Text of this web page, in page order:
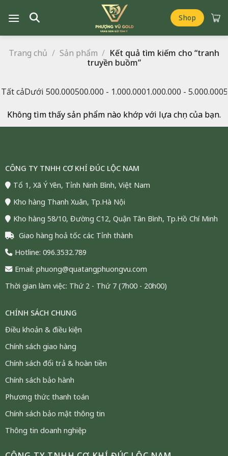
đến
Shop
Trang chủ / Sản phẩm / Kết quả tìm kiếm cho “tranh
truyền buồm”
Tất cảDưới 500.000500.000 - 1.000.0001.000.000 - 5.000.000
Không tìm thấy sản phẩm nào khớp với lựa chọn của bạn.
CÔNG TY TNHH CƠ KHÍ ĐÚC LỘC NAM
Tổ 1, Xã Ý Yên, Tỉnh Ninh Bình, Việt Nam
Kho hàng Thanh Xuân, Tp.Hà Nội
Kho hàng 58/10, Đường C12, Quận Tân Bình, Tp.Hồ Chí Minh
Giao hàng hoả tốc các Tỉnh thành
Hotline: 096.3532.789
Email: phuong@quatangphuongvu.com
Thời gian làm việc: Thứ 2 - Thứ 7 (7h00 - 20h00)
CHÍNH SÁCH CHUNG
Điều khoản & điều kiện
Chính sách giao hàng
Chính sách đổi trả & hoàn tiền
Chính sách bảo hành
Phương thức thanh toán
Chính sách bảo mật thông tin
Thông tin doanh nghiệp